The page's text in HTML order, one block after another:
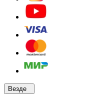
Везде